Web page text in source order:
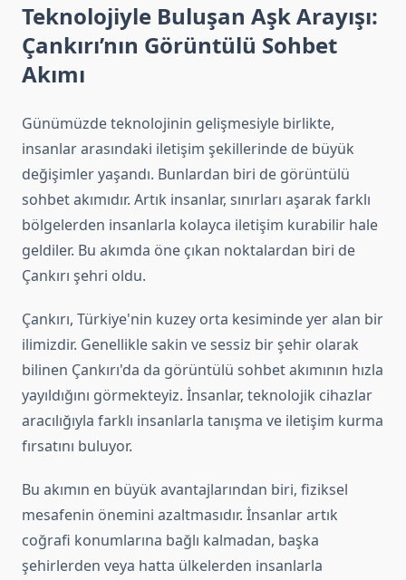
Teknolojiyle Buluşan Aşk Arayışı:
Çankırı’nın Görüntülü Sohbet
Akımı
Günümüzde teknolojinin gelişmesiyle birlikte,
insanlar arasındaki iletişim şekillerinde de büyük
değişimler yaşandı. Bunlardan biri de görüntülü
sohbet akımıdır. Artık insanlar, sınırları aşarak farklı
bölgelerden insanlarla kolayca iletişim kurabilir hale
geldiler. Bu akımda öne çıkan noktalardan biri de
Çankırı şehri oldu.
Çankırı, Türkiye'nin kuzey orta kesiminde yer alan bir
ilimizdir. Genellikle sakin ve sessiz bir şehir olarak
bilinen Çankırı'da da görüntülü sohbet akımının hızla
yayıldığını görmekteyiz. İnsanlar, teknolojik cihazlar
aracılığıyla farklı insanlarla tanışma ve iletişim kurma
fırsatını buluyor.
Bu akımın en büyük avantajlarından biri, fiziksel
mesafenin önemini azaltmasıdır. İnsanlar artık
coğrafi konumlarına bağlı kalmadan, başka
şehirlerden veya hatta ülkelerden insanlarla